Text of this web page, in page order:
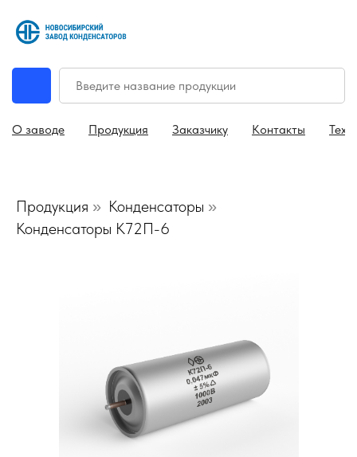
О заводе Продукция Заказчику Контакты
Продукция » Конденсаторы »
Конденсаторы К72П-6